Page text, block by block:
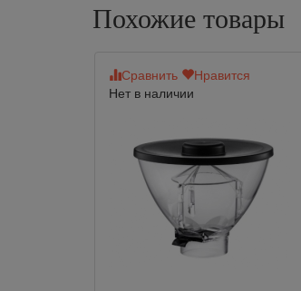
Похожие товары
Сравнить
Нравится
Нет в наличии